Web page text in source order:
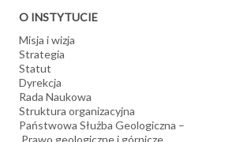
O INSTYTUCIE
Misja i wizja
Strategia
Statut
Dyrekcja
Rada Naukowa
Struktura organizacyjna
Państwowa Służba Geologiczna –